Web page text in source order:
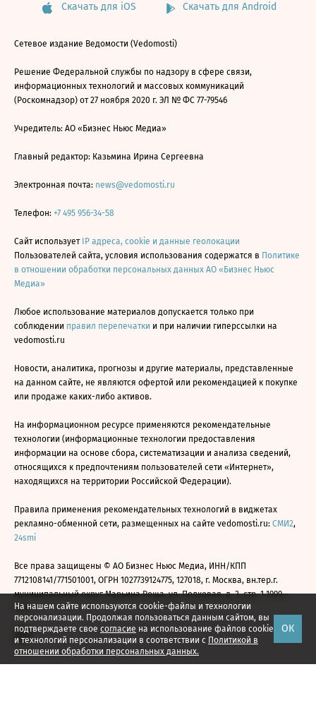
На нашем сайте используются cookie-файлы и технологии
персонализации. Продолжая пользоваться данным сайтом, вы
подтверждаете свое согласие на использование файлов cookie
и технологий персонализации в соответствии с Политикой в
отношении обработки персональных данных.
ОК
Скачать для iOS Скачать для Android
Сетевое издание Ведомости (Vedomosti)
Решение Федеральной службы по надзору в сфере связи,
информационных технологий и массовых коммуникаций
(Роскомнадзор) от 27 ноября 2020 г. ЭЛ № ФС 77-79546
Учредитель: АО «Бизнес Ньюс Медиа»
Главный редактор: Казьмина Ирина Сергеевна
Электронная почта: news@vedomosti.ru
Телефон: +7 495 956-34-58
Сайт использует IP адреса, cookie и данные геолокации
Пользователей сайта, условия использования содержатся в Политике
в отношении обработки персональных данных АО «Бизнес Ньюс
Медиа»
Любое использование материалов допускается только при
соблюдении правил перепечатки и при наличии гиперссылки на
vedomosti.ru
Новости, аналитика, прогнозы и другие материалы, представленные
на данном сайте, не являются офертой или рекомендацией к покупке
или продаже каких-либо активов.
На информационном ресурсе применяются рекомендательные
технологии (информационные технологии предоставления
информации на основе сбора, систематизации и анализа сведений,
относящихся к предпочтениям пользователей сети «Интернет»,
находящихся на территории Российской Федерации).
Правила применения рекомендательных технологий в виджетах
рекламно-обменной сети, размещенных на сайте vedomosti.ru: СМИ2,
24smi
Все права защищены © АО Бизнес Ньюс Медиа, ИНН/КПП
7712108141/771501001, ОГРН 1027739124775, 127018, г. Москва, вн.тер.г.
муниципальный округ Марьина Роща, ул. Полковая, д. 3, стр. 1 1999—
2026